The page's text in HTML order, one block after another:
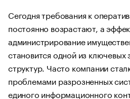
Сегодня требования к
постоянно возрастают, а
администрирование
становится одной из ключевых
структур. Часто компании
проблемами разрозненных
единого информационного